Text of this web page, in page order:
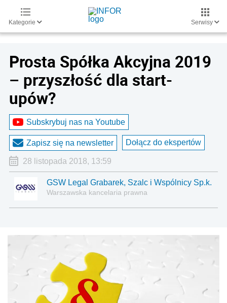
Kategorie Serwisy
Prosta Spółka Akcyjna 2019
– przyszłość dla start-
upów?
Subskrybuj nas na Youtube
Zapisz się na newsletter Dołącz do ekspertów
28 listopada 2018, 13:59
GSW Legal Grabarek, Szalc i Wspólnicy Sp.k.
Warszawska kancelaria prawna